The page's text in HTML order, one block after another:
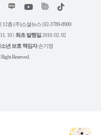
위
트
유
튜
틱
층 (주)소셜뉴스 | 02-3789-8900
10 | 최초 발행일2010. 02. 02
소년 보호 책임자손기영
Reserved.